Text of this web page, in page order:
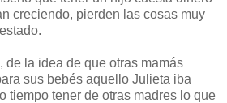
creciendo, pierden las cosas muy
de la idea de que otras mamás
sus bebés aquello Julieta iba
tiempo tener de otras madres lo que